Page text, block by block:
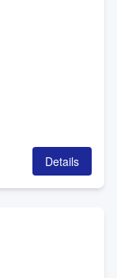
Details